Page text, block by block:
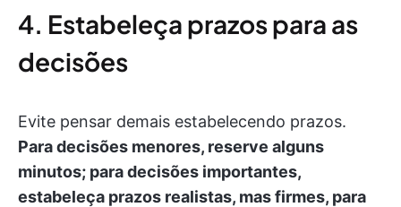
4. Estabeleça prazos para as
decisões
Evite pensar demais estabelecendo prazos.
Para decisões menores, reserve alguns
minutos; para decisões importantes,
estabeleça prazos realistas, mas firmes, para